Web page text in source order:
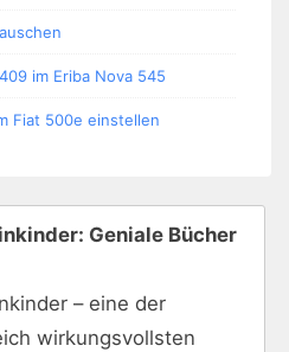
im Eriba Nova 545
Fiat 500e einstellen
Geniale Bücher
– eine der
wirkungsvollsten